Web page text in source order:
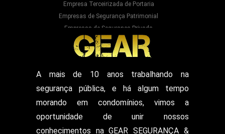
Empresa Terceirizada de Portaria
Empresas de Segurança Patrimonial
Empresas de Segurança Privada
Empresas Prestadoras de Serviços para
Condominios
Empresas Prestadoras de Serviços para Prédios
Prestação de Serviços de Recepção
Recepcionista Terceirizada
Segurança Particular Armado
Segurança Patrimonial E Monitoramento
Segurança Patrimonial em Hospitais
A mais de 10 anos trabalhando na
segurança pública, e há algum tempo
morando em condomínios, vimos a
oportunidade de unir nossos
conhecimentos na GEAR SEGURANÇA &